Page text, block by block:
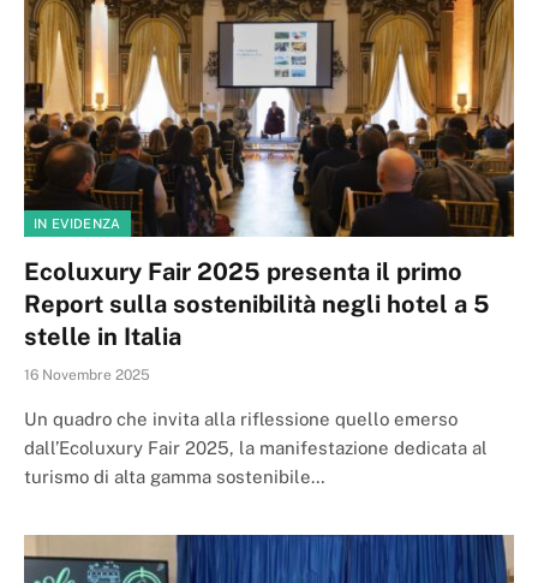
IN EVIDENZA
Ecoluxury Fair 2025 presenta il primo
Report sulla sostenibilità negli hotel a 5
stelle in Italia
16 Novembre 2025
Un quadro che invita alla riflessione quello emerso
dall’Ecoluxury Fair 2025, la manifestazione dedicata al
turismo di alta gamma sostenibile…